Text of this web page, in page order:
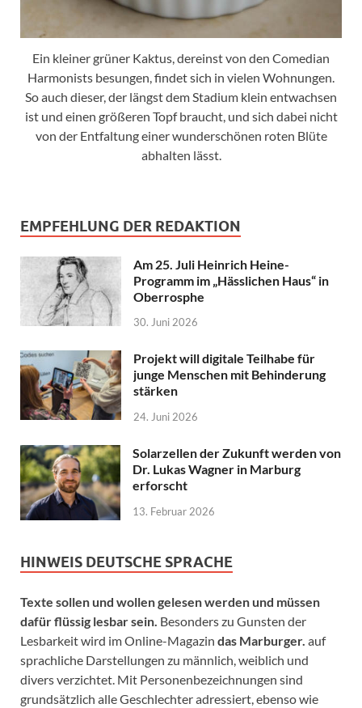
Ein kleiner grüner Kaktus, dereinst von den Comedian
Harmonists besungen, findet sich in vielen Wohnungen.
So auch dieser, der längst dem Stadium klein entwachsen
ist und einen größeren Topf braucht, und sich dabei nicht
von der Entfaltung einer wunderschönen roten Blüte
abhalten lässt.
EMPFEHLUNG DER REDAKTION
Am 25. Juli Heinrich Heine-
Programm im „Hässlichen Haus“ in
Oberrosphe
30. Juni 2026
Projekt will digitale Teilhabe für
junge Menschen mit Behinderung
stärken
24. Juni 2026
Solarzellen der Zukunft werden von
Dr. Lukas Wagner in Marburg
erforscht
13. Februar 2026
HINWEIS DEUTSCHE SPRACHE
Texte sollen und wollen gelesen werden und müssen
dafür flüssig lesbar sein. Besonders zu Gunsten der
Lesbarkeit wird im Online-Magazin das Marburger. auf
sprachliche Darstellungen zu männlich, weiblich und
divers verzichtet. Mit Personenbezeichnungen sind
grundsätzlich alle Geschlechter adressiert, ebenso wie